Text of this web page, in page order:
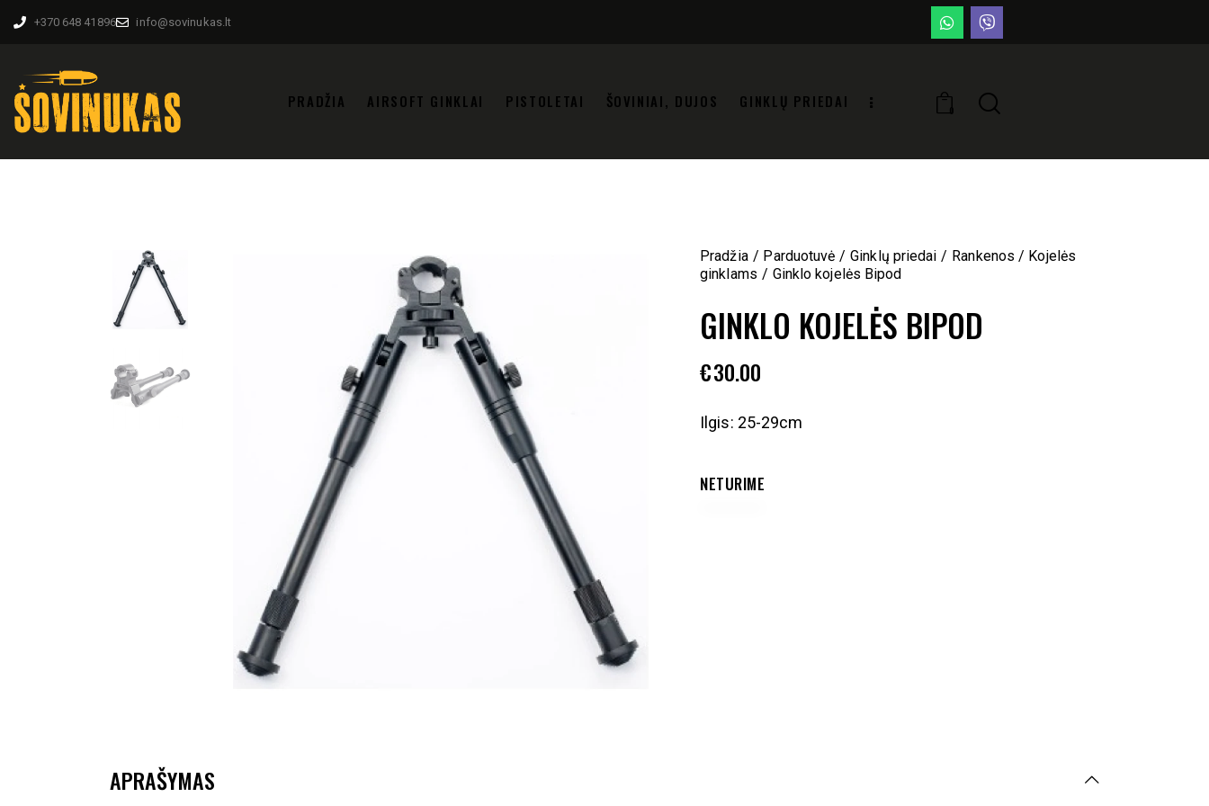
+370 648 41896 info@sovinukas.lt
PRADŽIA AIRSOFT GINKLAI PISTOLETAI ŠOVINIAI, DUJOS GINKLŲ PRIEDAI
0
Pradžia Parduotuvė Ginklų priedai
Rankenos / Kojelės
ginklams
Ginklo kojelės Bipod
GINKLO KOJELĖS BIPOD
€30.00
Ilgis: 25-29cm
NETURIME
APRAŠYMAS